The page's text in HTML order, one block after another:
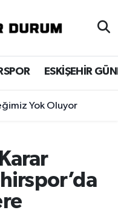
ESKİŞEHİR
Yok Oluyor
Fikstür